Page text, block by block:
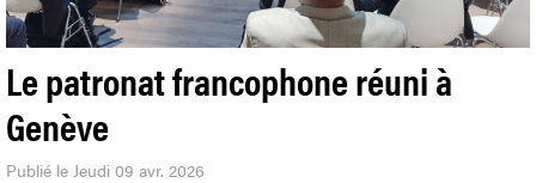
Le patronat francophone réuni à
Genève
Publié le Jeudi 09 avr. 2026